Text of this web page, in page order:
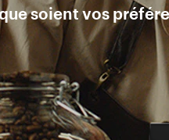
soient vos